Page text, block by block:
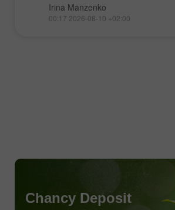
Irina Manzenko
00:17 2026-08-10 +02:00
Chancy Deposit